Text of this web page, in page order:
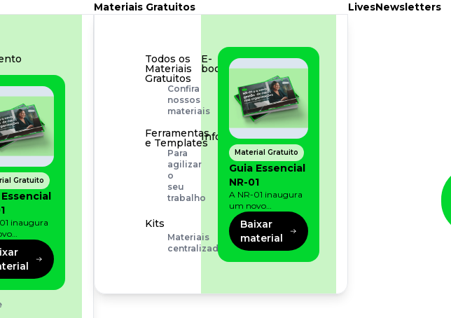
Gratuito
Essencial
inaugura
na
de riscos:
dos
físicos e
as
precisam
Materiais Gratuitos
Todos os
Materiais
Gratuitos
Confira
nossos
materiais
E-
book
Aprofunde
seu
conhecimento
Ferramentas
e Templates
Para
agilizar
o
seu
trabalho
Infográfico
Conteúdo
prático
rápido
Kits
Materiais
centralizados
Material Gratuito
Guia Essencial
NR-01
A NR-01 inaugura
um novo
momento na
prevenção de riscos:
agora, além dos
fatores físicos e
operacionais, as
para os riscos
Baixar
material
LivesNewsletters